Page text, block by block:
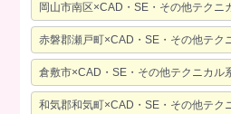
岡山市南区×CAD・SE・その他テクニ
赤磐郡瀬戸町×CAD・SE・その他テク
倉敷市×CAD・SE・その他テクニカル
和気郡和気町×CAD・SE・その他テク